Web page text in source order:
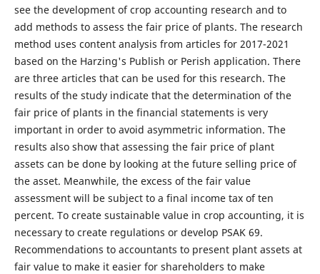
see the development of crop accounting research and to
add methods to assess the fair price of plants. The research
method uses content analysis from articles for 2017-2021
based on the Harzing's Publish or Perish application. There
are three articles that can be used for this research. The
results of the study indicate that the determination of the
fair price of plants in the financial statements is very
important in order to avoid asymmetric information. The
results also show that assessing the fair price of plant
assets can be done by looking at the future selling price of
the asset. Meanwhile, the excess of the fair value
assessment will be subject to a final income tax of ten
percent. To create sustainable value in crop accounting, it is
necessary to create regulations or develop PSAK 69.
Recommendations to accountants to present plant assets at
fair value to make it easier for shareholders to make